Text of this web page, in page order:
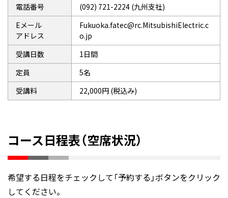
電話番号
(092) 721-2224 (九州支社)
Eメール
アドレス
Fukuoka.fatec@rc.MitsubishiElectric.c
o.jp
受講日数
1日間
定員
5名
受講料
22,000円 (税込み)
コース日程表（空席状況）
希望する日程をチェックして「予約する」ボタンをクリック
してください。